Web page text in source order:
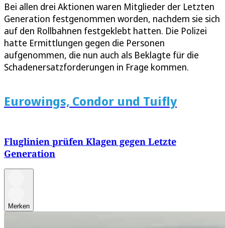
Bei allen drei Aktionen waren Mitglieder der Letzten
Generation festgenommen worden, nachdem sie sich
auf den Rollbahnen festgeklebt hatten. Die Polizei
hatte Ermittlungen gegen die Personen
aufgenommen, die nun auch als Beklagte für die
Schadenersatzforderungen in Frage kommen.
Eurowings, Condor und Tuifly
Fluglinien prüfen Klagen gegen Letzte
Generation
Merken